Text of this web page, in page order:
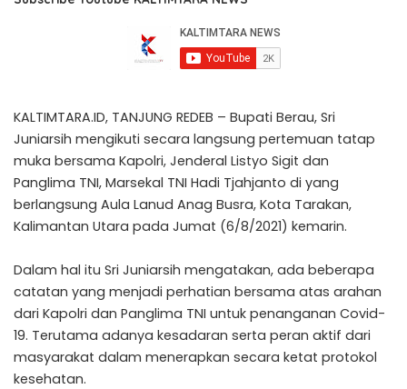
KALTIMTARA.ID, TANJUNG REDEB – Bupati Berau, Sri
Juniarsih mengikuti secara langsung pertemuan tatap
muka bersama Kapolri, Jenderal Listyo Sigit dan
Panglima TNI, Marsekal TNI Hadi Tjahjanto di yang
berlangsung Aula Lanud Anag Busra, Kota Tarakan,
Kalimantan Utara pada Jumat (6/8/2021) kemarin.
Dalam hal itu Sri Juniarsih mengatakan, ada beberapa
catatan yang menjadi perhatian bersama atas arahan
dari Kapolri dan Panglima TNI untuk penanganan Covid-
19. Terutama adanya kesadaran serta peran aktif dari
masyarakat dalam menerapkan secara ketat protokol
kesehatan.